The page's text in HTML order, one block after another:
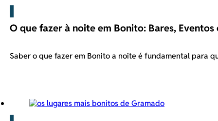
O que fazer à noite em Bonito: Bares, Eventos
Saber o que fazer em Bonito a noite é fundamental para